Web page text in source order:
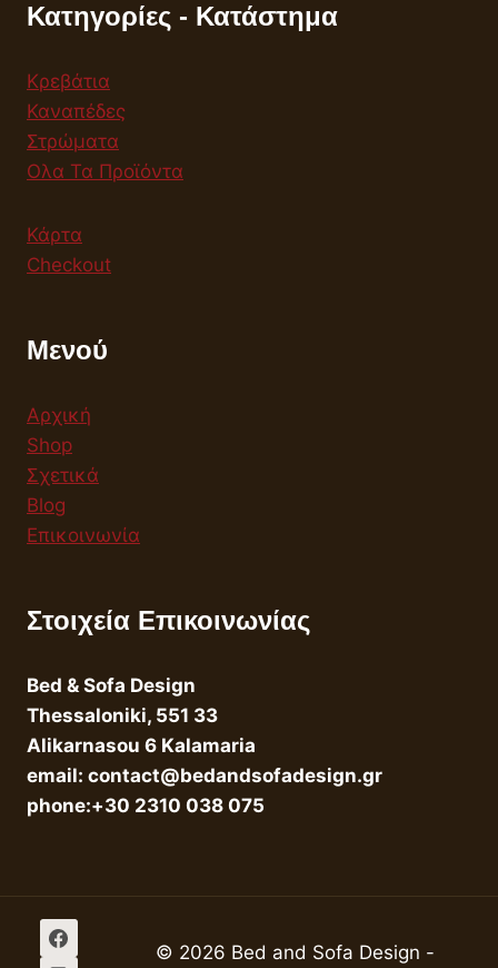
Κατηγορίες - Κατάστημα
Κρεβάτια
Καναπέδες
Στρώματα
Ολα Τα Προϊόντα
Κάρτα
Checkout
Μενού
Αρχική
Shop
Σχετικά
Blog
Επικοινωνία
Στοιχεία Επικοινωνίας
Bed & Sofa Design
Thessaloniki, 551 33
Alikarnasou 6 Kalamaria
email: contact@bedandsofadesign.gr
phone:+30 2310 038 075
© 2026 Bed and Sofa Design -